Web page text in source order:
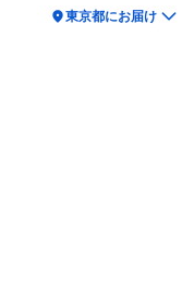
location_on東京都にお届け